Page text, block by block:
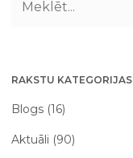
RAKSTU KATEGORIJAS
Blogs (16)
Aktuāli (90)